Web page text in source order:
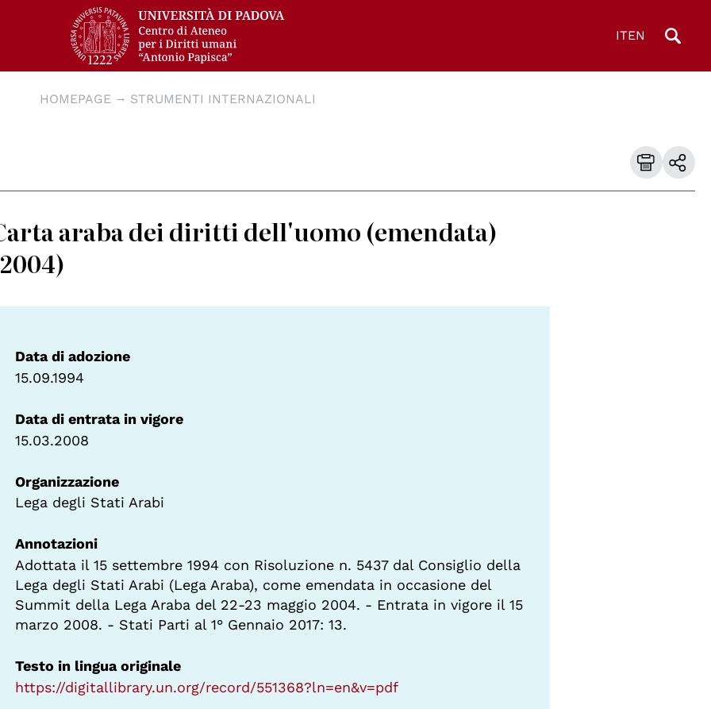
ITEN
HOMEPAGE STRUMENTI INTERNAZIONALI
araba dei diritti dell'uomo (emendata)
Data di adozione
15.09.1994
Data di entrata in vigore
15.03.2008
Organizzazione
Lega degli Stati Arabi
Annotazioni
Adottata il 15 settembre 1994 con Risoluzione n. 5437 dal Consiglio della
Lega degli Stati Arabi (Lega Araba), come emendata in occasione del
Summit della Lega Araba del 22-23 maggio 2004. - Entrata in vigore il 15
marzo 2008. - Stati Parti al 1° Gennaio 2017: 13.
Testo in lingua originale
https://digitallibrary.un.org/record/551368?ln=en&v=pdf